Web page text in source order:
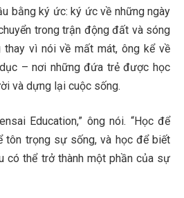
bằng ký ức: ký ức về những ngày
trong trận động đất và sóng
thay vì nói về mất mát, ông kể về
– nơi những đứa trẻ được học
và dựng lại cuộc sống.
Education,” ông nói. “Học để
tôn trọng sự sống, và học để biết
có thể trở thành một phần của sự